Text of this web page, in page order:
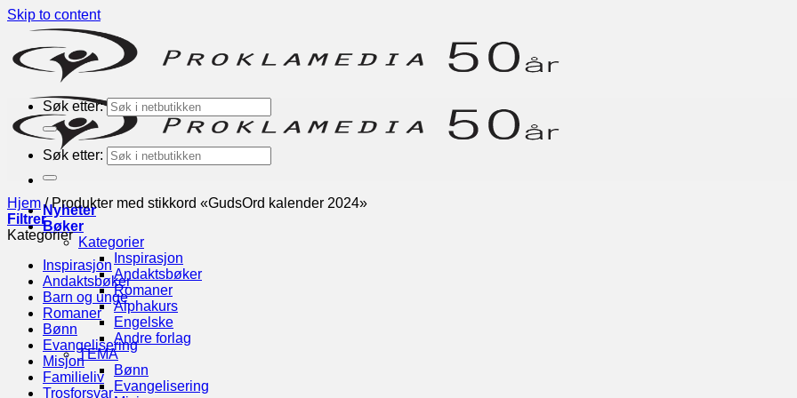
Skip to content
Nyheter
Bøker
Kategorier
Inspirasjon
Andaktsbøker
Romaner
Alphakurs
Engelske
Andre forlag
TEMA
Bønn
Evangelisering
Søk etter:
Søk etter:
Hjem /Produkter med stikkord «GudsOrd kalender 2024»
Filtrer
Kategorier
Inspirasjon
Andaktsbøker
Barn og unge
Romaner
Bønn
Evangelisering
Misjon
Familieliv
Trosforsvar